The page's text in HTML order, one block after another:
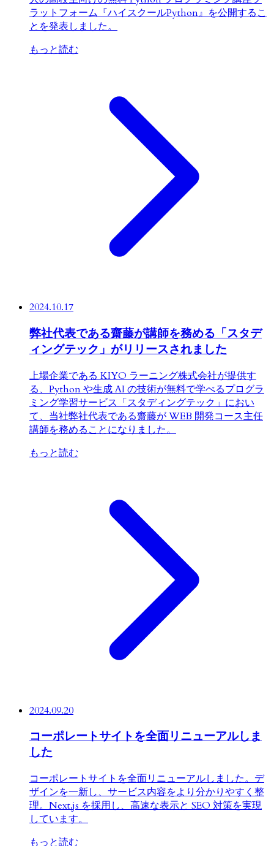
ラットフォーム『ハイスクールPython』を公開するこ
とを発表しました。
もっと読む
2024.10.17
弊社代表である齋藤が講師を務める「スタデ
ィングテック」がリリースされました
上場企業である KIYO ラーニング株式会社が提供す
る、Python や生成 AI の技術が無料で学べるプログラ
ミング学習サービス「スタディングテック」におい
て、当社弊社代表である齋藤が WEB 開発コース主任
講師を務めることになりました。
もっと読む
2024.09.20
コーポレートサイトを全面リニューアルしま
した
コーポレートサイトを全面リニューアルしました。デ
ザインを一新し、サービス内容をより分かりやすく整
理。Next.js を採用し、高速な表示と SEO 対策を実現
しています。
もっと読む